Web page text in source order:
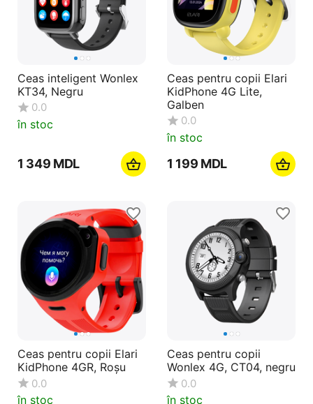
Ceas inteligent Wonlex
KT34, Negru
0.0
în stoc
1 349 MDL
Ceas pentru copii Elari
KidPhone 4G Lite,
Galben
0.0
în stoc
1 199 MDL
Ceas pentru copii Elari
KidPhone 4GR, Roșu
0.0
în stoc
Ceas pentru copii
Wonlex 4G, CT04, negru
0.0
în stoc